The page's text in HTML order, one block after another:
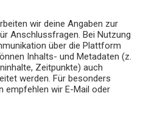
wir deine Angaben zur
Anschlussfragen. Bei Nutzung
über die Plattform
Inhalts- und Metadaten (z.
Zeitpunkte) auch
werden. Für besonders
wir E-Mail oder